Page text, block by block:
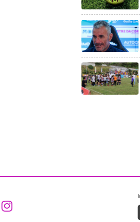
Aceder ao Facebook da
Aceder ao Instagram